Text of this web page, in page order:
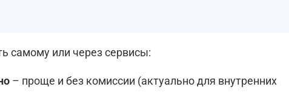
самому или через сервисы:
– проще и без комиссии (актуально для внутренних